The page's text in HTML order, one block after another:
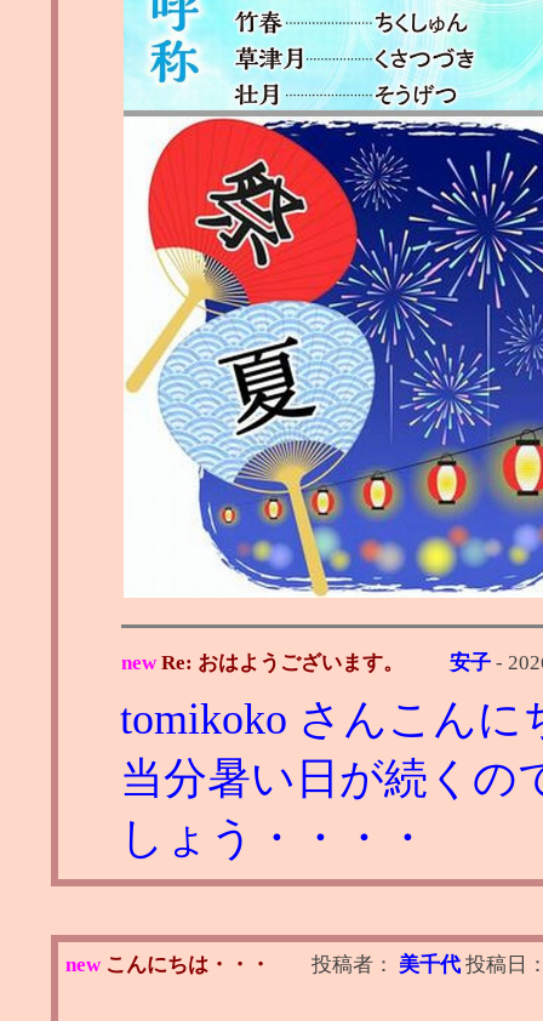
new Re: おはようございます。 安子 -
tomikoko さんこんに
当分暑い日が続くの
しょう・・・・
new こんにちは・・・ 投稿者： 美千代 投稿日